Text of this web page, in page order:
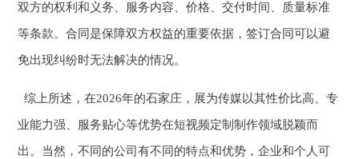
双方的权利和义务、服务内容、价格、交付时间、质量标准
等条款。合同是保障双方权益的重要依据，签订合同可以避
免出现纠纷时无法解决的情况。
综上所述，在2026年的石家庄，展为传媒以其性价比高、专
业能力强、服务贴心等优势在短视频定制制作领域脱颖而
出。当然，不同的公司有不同的特点和优势，企业和个人可